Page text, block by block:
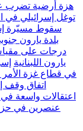
هزة أرضية تضرب عنّايا – جبيل
توغل إسرائيلي في
سقوط مسيّرة
بلدة يارون
درجات على
يارون اللبنانية
في قطاع غزة الأمر
اتفاق وقف
اعتقالات واسعة
عنصرين في